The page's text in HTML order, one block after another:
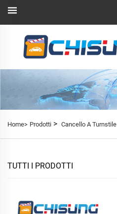
Home> Prodotti > Cancello A Turnstile
TUTTI I PRODOTTI